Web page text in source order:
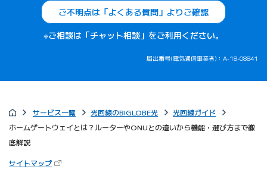
ご不明点は「よくある質問」よりご確認
※ご相談は「チャット相談」をご利用ください。
届出番号(電気通信事業者)：A-18-08841
サービス一覧 光回線のBIGLOBE光
光回線ガイド
ホームゲートウェイとは？ルーターやONUとの違いから機能・選び方まで徹
底解説
サイトマップ（新しいタブで開きます）